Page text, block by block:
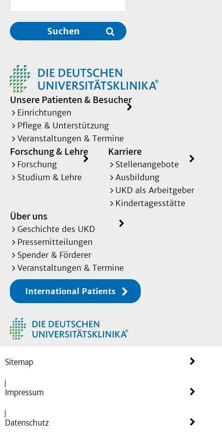
Suchen
Unsere Patienten & Besucher
Einrichtungen
Pflege & Unterstützung
Veranstaltungen & Termine
Forschung & Lehre
Forschung
Studium & Lehre
Karriere
Stellenangebote
Ausbildung
UKD als Arbeitgeber
Kindertagesstätte
Über uns
Geschichte des UKD
Pressemitteilungen
Spender & Förderer
Veranstaltungen & Termine
International Patients
Sitemap
Impressum
Datenschutz